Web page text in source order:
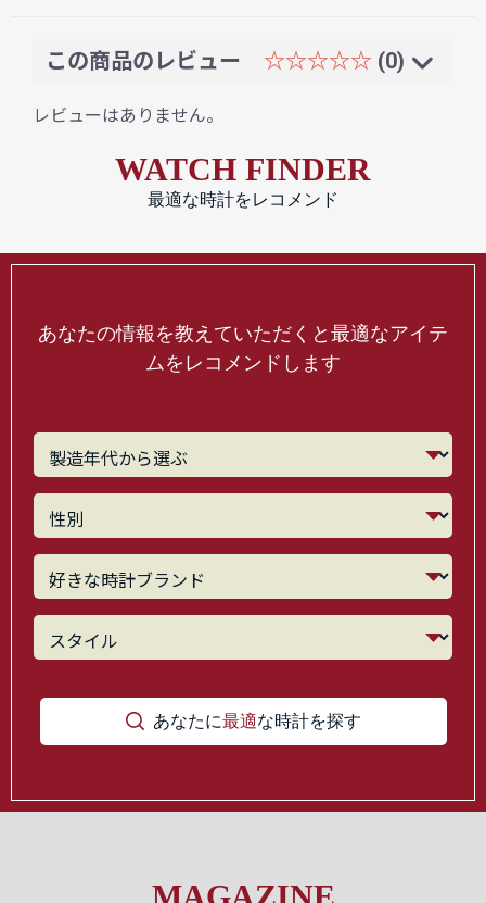
この商品のレビュー ☆☆☆☆☆ (0)
レビューはありません。
WATCH FINDER
最適な時計をレコメンド
あなたの情報を教えていただくと最適なアイテ
ムをレコメンドします
あなたに最適な時計を探す